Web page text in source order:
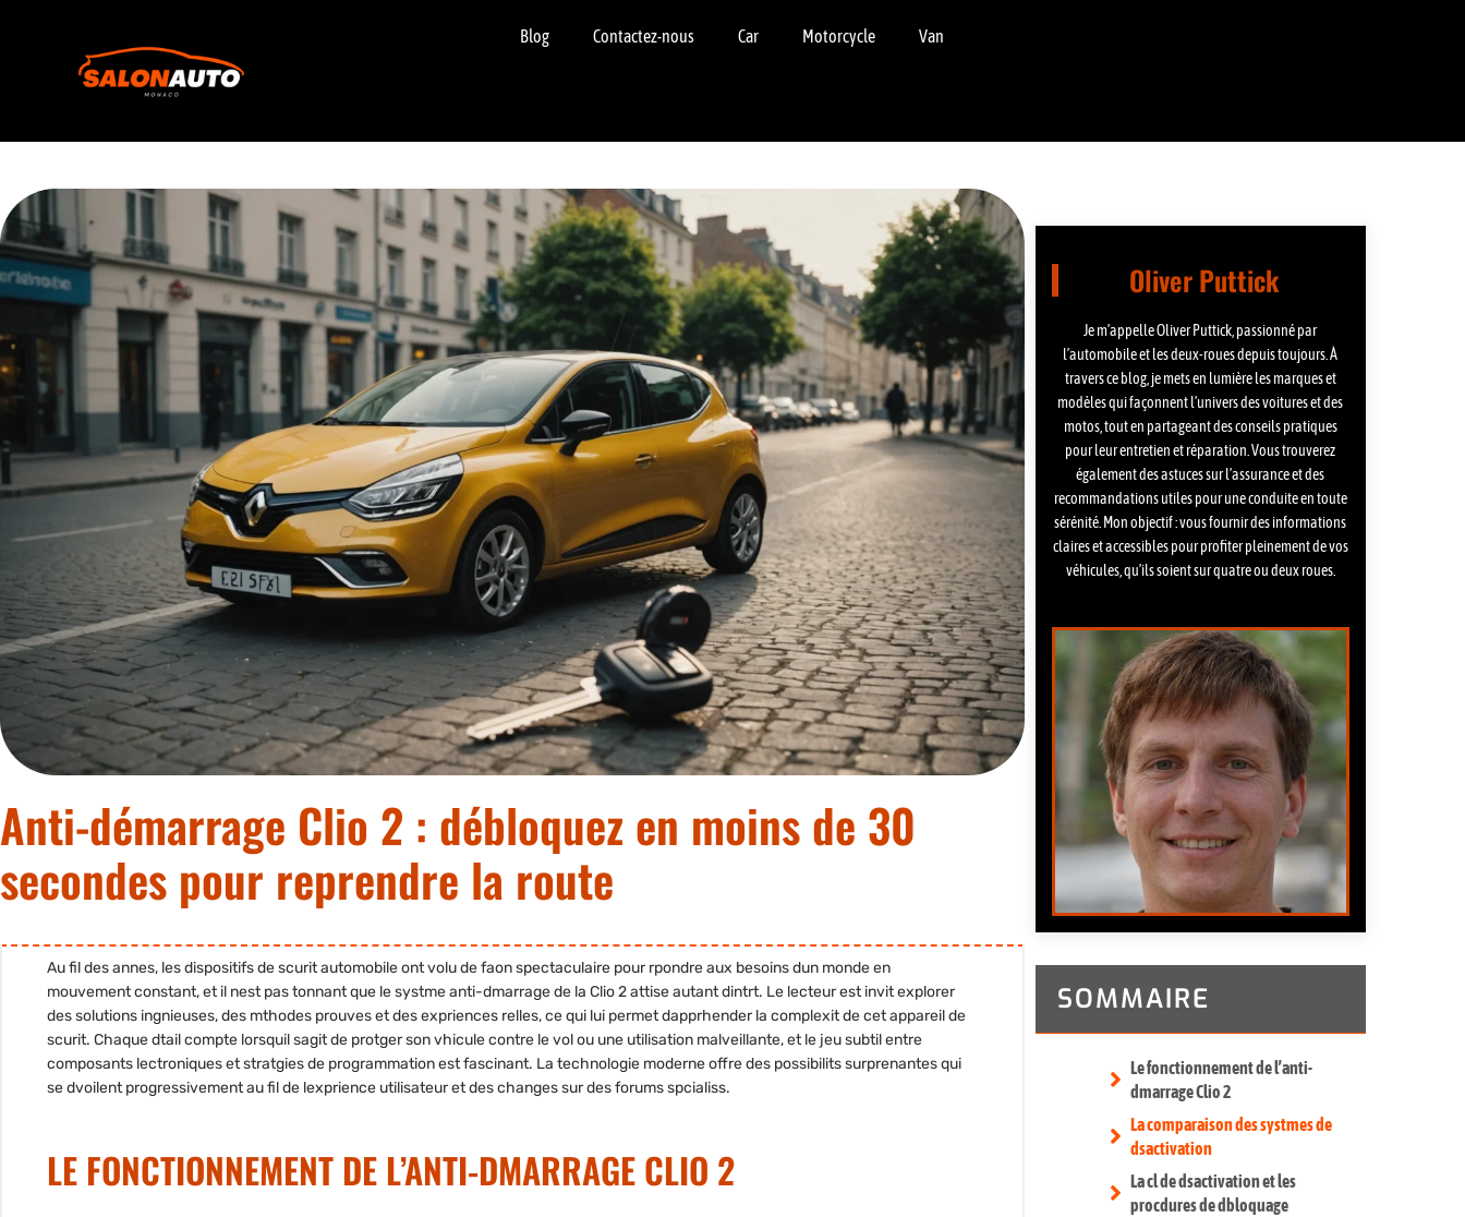
Blog Contactez-nous Car Motorcycle Van
Anti-démarrage Clio 2 : débloquez en moins de 30
secondes pour reprendre la route
Au fil des annes, les dispositifs de scurit automobile ont volu de faon spectaculaire pour rpondre aux besoins dun monde en
mouvement constant, et il nest pas tonnant que le systme anti-dmarrage de la Clio 2 attise autant dintrt. Le lecteur est invit explorer
des solutions ingnieuses, des mthodes prouves et des expriences relles, ce qui lui permet dapprhender la complexit de cet appareil de
scurit. Chaque dtail compte lorsquil sagit de protger son vhicule contre le vol ou une utilisation malveillante, et le jeu subtil entre
composants lectroniques et stratgies de programmation est fascinant. La technologie moderne offre des possibilits surprenantes qui
se dvoilent progressivement au fil de lexprience utilisateur et des changes sur des forums spcialiss.
LE FONCTIONNEMENT DE L’ANTI-DMARRAGE CLIO 2
Oliver Puttick
Je m’appelle Oliver Puttick, passionné par
l’automobile et les deux-roues depuis toujours. À
travers ce blog, je mets en lumière les marques et
modèles qui façonnent l’univers des voitures et des
motos, tout en partageant des conseils pratiques
pour leur entretien et réparation. Vous trouverez
également des astuces sur l’assurance et des
recommandations utiles pour une conduite en toute
sérénité. Mon objectif : vous fournir des informations
claires et accessibles pour profiter pleinement de vos
véhicules, qu’ils soient sur quatre ou deux roues.
SOMMAIRE
Le fonctionnement de l’anti-
dmarrage Clio 2
La comparaison des systmes de
dsactivation
La cl de dsactivation et les
procdures de dbloquage